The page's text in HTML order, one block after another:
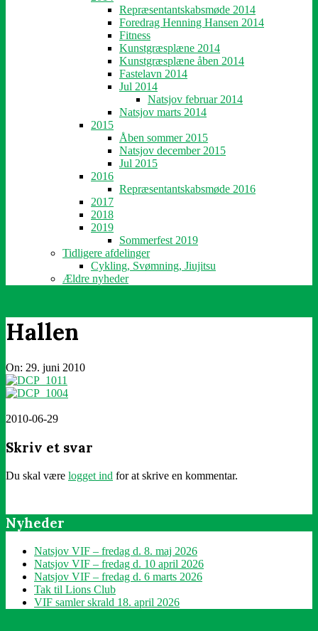
Repræsentantskabsmøde 2014
Foredrag Henning Hansen 2014
Fitness
Kunstgræsplæne 2014
Kunstgræsplæne åben 2014
Fastelavn 2014
Jul 2014
Natsjov februar 2014
Natsjov marts 2014
2015
Åben sommer 2015
Natsjov december 2015
Jul 2015
2016
Repræsentantskabsmøde 2016
2017
2018
2019
Sommerfest 2019
Tidligere afdelinger
Cykling, Svømning, Jiujitsu
Ældre nyheder
Hallen
On: 29. juni 2010
2010-06-29
Skriv et svar
Du skal være logget ind for at skrive en kommentar.
Nyheder
Natsjov VIF – fredag d. 8. maj 2026
Natsjov VIF – fredag d. 10 april 2026
Natsjov VIF – fredag d. 6 marts 2026
Tak til Lions Club
VIF samler skrald 18. april 2026